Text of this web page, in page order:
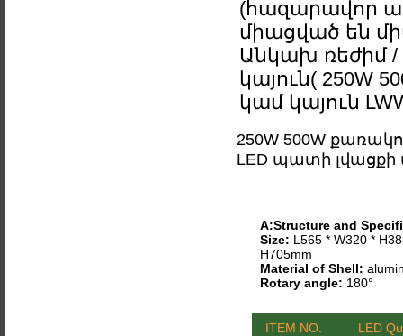
(հազարավոր
միացված են
Անկախ ռեժիմ /
կայուն( 250W
կամ կայուն
250W 500W
LED պատի լվացքի
A:Structure and
Size: L565 * W320 *
H705mm
Material of Shell:
Rotary angle: 180°
ITEM NO.
LED